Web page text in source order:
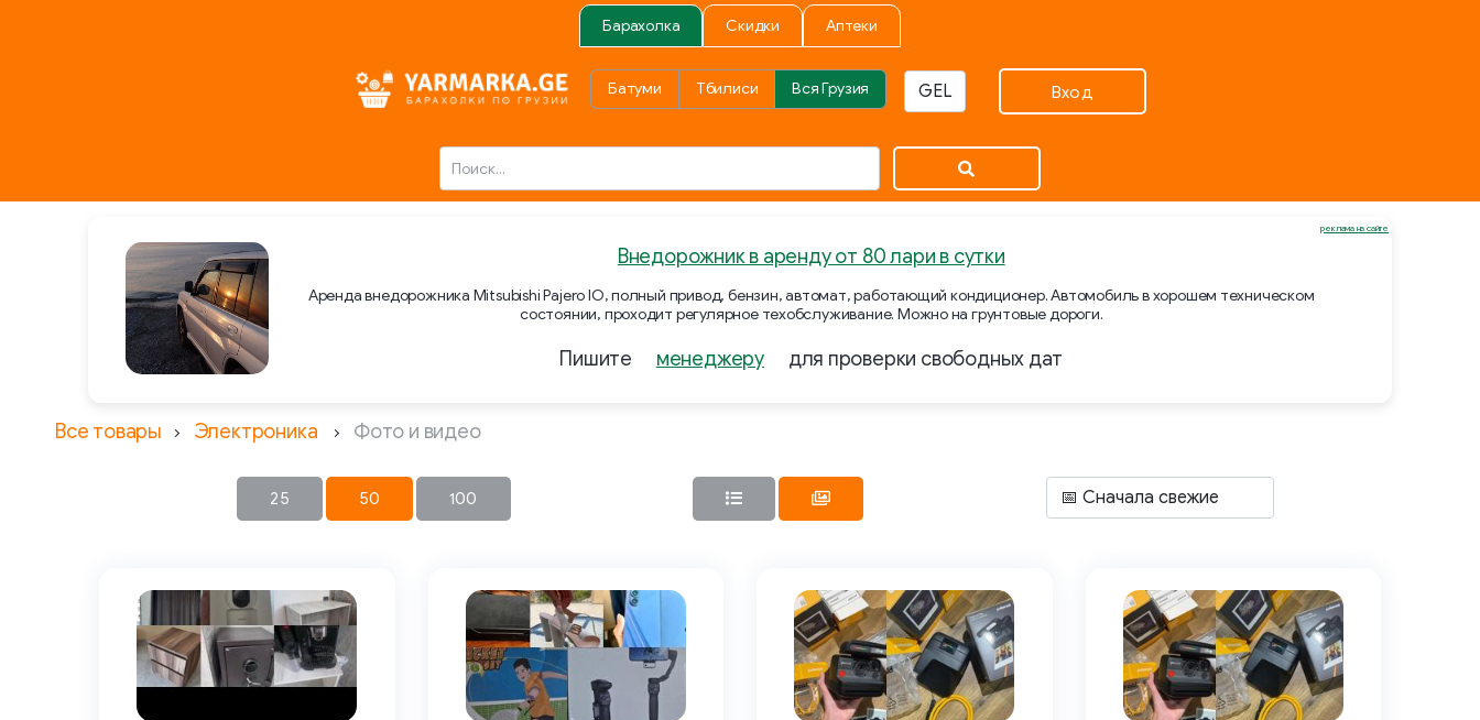
Барахолка Скидки Аптеки
Батуми Тбилиси Вся Грузия Вход
Внедорожник в аренду от 80 лари в сутки
Аренда внедорожника Mitsubishi Pajero IO, полный привод, бензин, автомат, работающий кондиционер. Автомобиль в хорошем техническом
состоянии, проходит регулярное техобслуживание. Можно на грунтовые дороги.
Пишите менеджеру для проверки свободных дат
реклама на сайте
Все товары Электроника Фото и видео
25 50 100